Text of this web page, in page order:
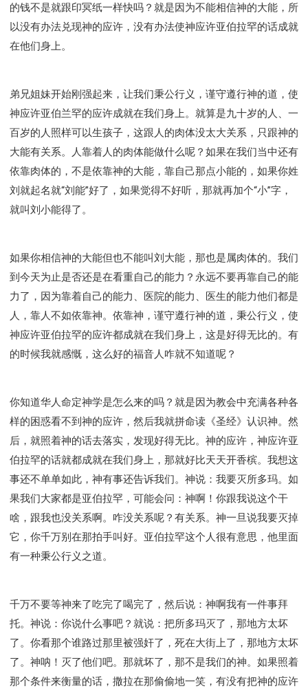
的钱不是就跟印冥纸一样快吗？就是因为不能相信神的大能，所
以没有办法兑现神的应许，没有办法使神应许亚伯拉罕的话成就
在他们身上。
弟兄姐妹开始刚强起来，让我们秉公行义，谨守遵行神的道，使
神应许亚伯兰罕的应许成就在我们身上。就算是九十岁的人、一
百岁的人照样可以生孩子，这跟人的肉体没太大关系，只跟神的
大能有关系。人靠着人的肉体能做什么呢？如果在我们当中还有
依靠肉体的，不是依靠神的大能，靠自己那点小能的，如果你姓
刘就起名就“刘能”好了，如果觉得不好听，那就再加个“小”字，
就叫刘小能得了。
如果你相信神的大能但也不能叫刘大能，那也是属肉体的。我们
到今天为止是否还是在看重自己的能力？永远不要再靠自己的能
力了，因为靠着自己的能力、医院的能力、医生的能力他们都是
人，靠人不如依靠神。依靠神，谨守遵行神的道，秉公行义，使
神应许亚伯拉罕的应许都成就在我们身上，这是好得无比的。有
的时候我就感慨，这么好的福音人咋就不知道呢？
你知道华人命定神学是怎么来的吗？就是因为教会中充满各种各
样的困惑看不到神的应许，然后我就拼命读《圣经》认识神。然
后，就照着神的话去落实，发现好得无比。神的应许，神应许亚
伯拉罕的话就都成就在我们身上，那就好比天天开香槟。我想这
事还不单单如此，神有事还告诉我们。神说：我要灭所多玛。如
果我们大家都是亚伯拉罕，可能会问：神啊！你跟我说这个干
啥，跟我也没关系啊。咋没关系呢？有关系。神一旦说我要灭掉
它，你千万别在那拍手叫好。亚伯拉罕这个人很有意思，他里面
有一种秉公行义之道。
千万不要等神来了吃完了喝完了，然后说：神啊我有一件事拜
托。神说：你说什么事吧？就说：把所多玛灭了，那地方太坏
了。你看那个谁路过那里被强奸了，死在大街上了，那地方太坏
了。神呐！灭了他们吧。那就坏了，那不是我们的神。如果照着
那个条件来衡量的话，撒拉在那偷偷地一笑，有没有把神的应许